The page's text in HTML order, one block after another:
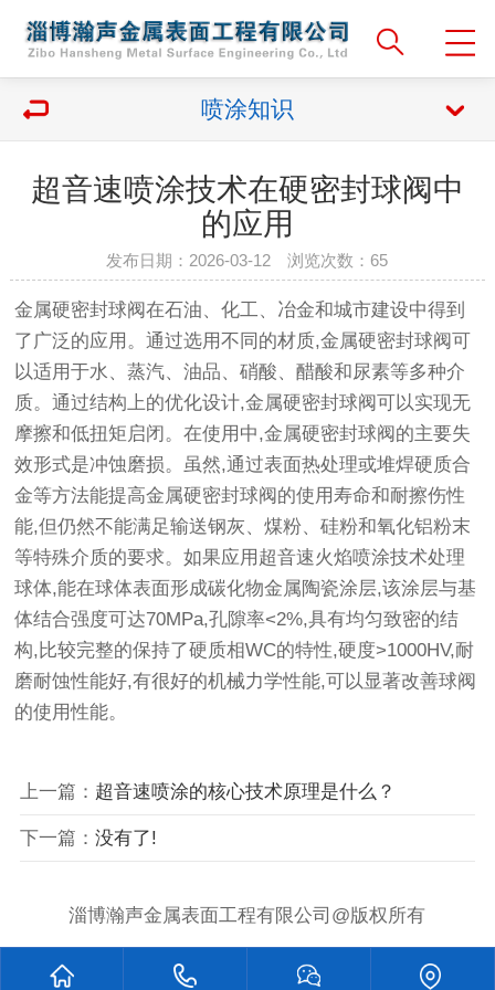
喷涂知识
超音速喷涂技术在硬密封球阀中
的应用
发布日期：2026-03-12 浏览次数： 65
金属硬密封球阀在石油、化工、冶金和城市建设中得到
了广泛的应用。通过选用不同的材质,金属硬密封球阀可
以适用于水、蒸汽、油品、硝酸、醋酸和尿素等多种介
质。通过结构上的优化设计,金属硬密封球阀可以实现无
摩擦和低扭矩启闭。在使用中,金属硬密封球阀的主要失
效形式是冲蚀磨损。虽然,通过表面热处理或堆焊硬质合
金等方法能提高金属硬密封球阀的使用寿命和耐擦伤性
能,但仍然不能满足输送钢灰、煤粉、硅粉和氧化铝粉末
等特殊介质的要求。如果应用超音速火焰喷涂技术处理
球体,能在球体表面形成碳化物金属陶瓷涂层,该涂层与基
体结合强度可达70MPa,孔隙率<2%,具有均匀致密的结
构,比较完整的保持了硬质相WC的特性,硬度>1000HV,耐
磨耐蚀性能好,有很好的机械力学性能,可以显著改善球阀
的使用性能。
上一篇： 超音速喷涂的核心技术原理是什么？
下一篇： 没有了!
淄博瀚声金属表面工程有限公司@版权所有